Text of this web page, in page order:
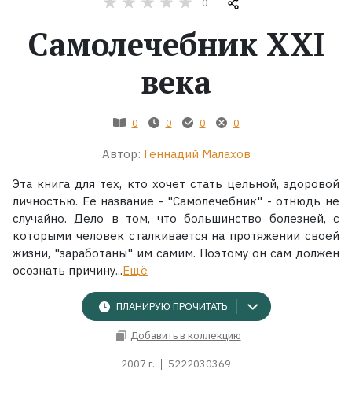
Жанры
Экранизации
Самолечебник XXI
века
0 0 0 0
Автор: Геннадий Малахов
Эта книга для тех, кто хочет стать цельной, здоровой
личностью. Ее название - "Самолечебник" - отнюдь не
случайно. Дело в том, что большинство болезней, с
которыми человек сталкивается на протяжении своей
жизни, "заработаны" им самим. Поэтому он сам должен
осознать причину...Ещё
ПЛАНИРУЮ ПРОЧИТАТЬ
Добавить в коллекцию
2007 г. 5222030369